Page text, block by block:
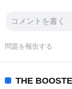
問題を報告する
THE